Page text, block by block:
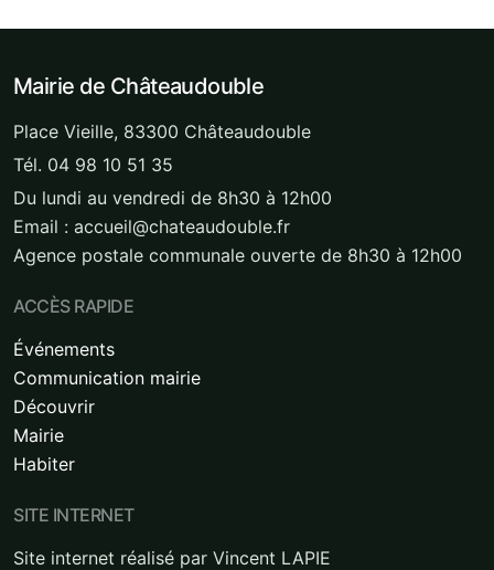
Mairie de Châteaudouble
Place Vieille, 83300 Châteaudouble
Tél. 04 98 10 51 35
Du lundi au vendredi de 8h30 à 12h00
Email : accueil@chateaudouble.fr
Agence postale communale ouverte de 8h30 à 12h00
ACCÈS RAPIDE
Événements
Communication mairie
Découvrir
Mairie
Habiter
SITE INTERNET
Site internet réalisé par Vincent LAPIE